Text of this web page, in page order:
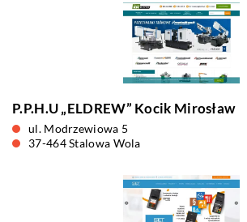
P.P.H.U „ELDREW” Kocik Mirosław
ul. Modrzewiowa 5
37-464 Stalowa Wola